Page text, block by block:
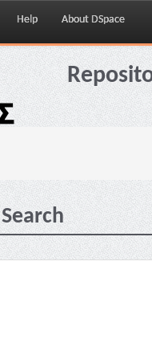
Help About DSpace
Search